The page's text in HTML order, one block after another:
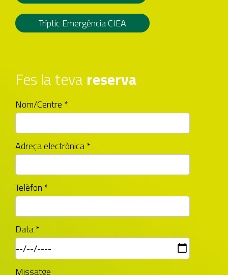
Tríptic Emergència CIEA
Fes la teva reserva
Nom/Centre *
Adreça electrònica *
Telèfon *
Data *
Missatge